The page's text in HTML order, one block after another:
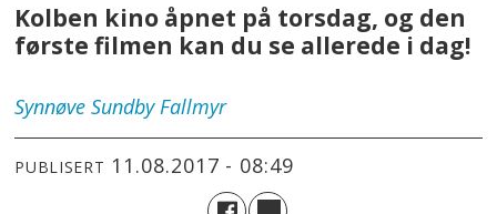
Kolben kino åpnet på torsdag, og den
første filmen kan du se allerede i dag!
Synnøve Sundby Fallmyr
PUBLISERT 11.08.2017 - 08:49